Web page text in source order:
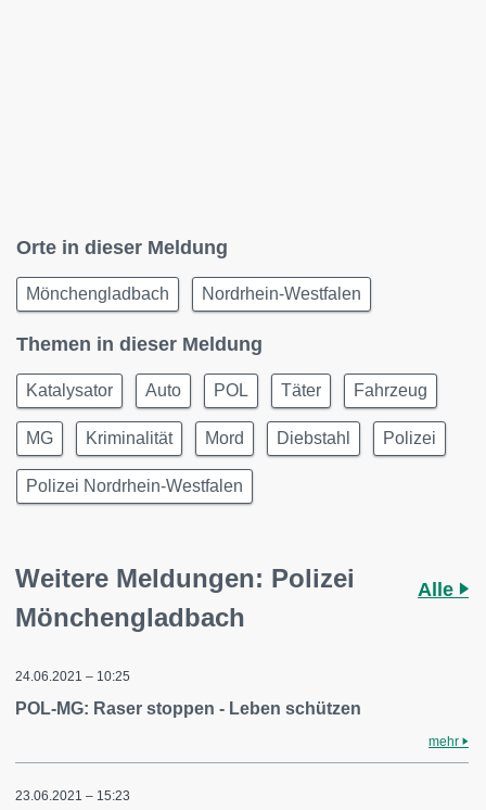
Orte in dieser Meldung
Mönchengladbach Nordrhein-Westfalen
Themen in dieser Meldung
Katalysator Auto POL Täter Fahrzeug
MG Kriminalität Mord Diebstahl Polizei
Polizei Nordrhein-Westfalen
Weitere Meldungen: Polizei
Mönchengladbach
Alle
24.06.2021 – 10:25
POL-MG: Raser stoppen - Leben schützen
mehr
23.06.2021 – 15:23